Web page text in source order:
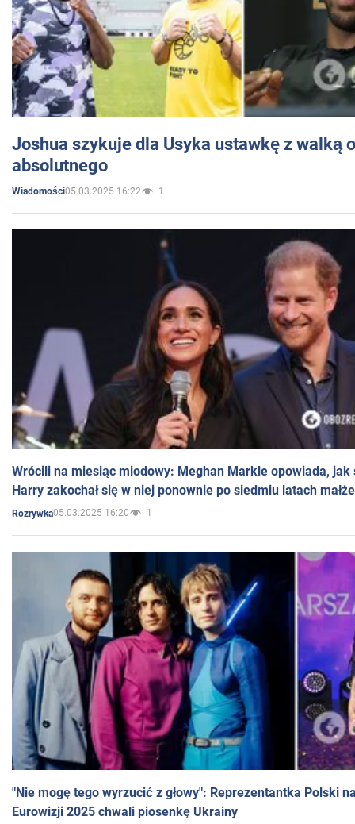
Joshua szykuje dla Usyka ustawkę z walką
absolutnego
Wiadomości05.03.2025 16:22 1
Wrócili na miesiąc miodowy: Meghan Markle opowiada, jak
Harry zakochał się w niej ponownie po siedmiu latach
Rozrywka05.03.2025 16:20 1
"Nie mogę tego wyrzucić z głowy": Reprezentantka Polski
Eurowizji 2025 chwali piosenkę Ukrainy